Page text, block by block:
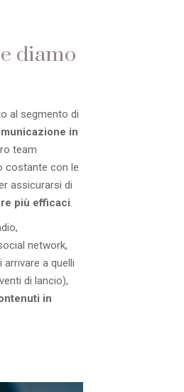
diamo
al segmento di
in
team
costante con le
assicurarsi di
più efficaci.
network,
a quelli
di lancio),
in